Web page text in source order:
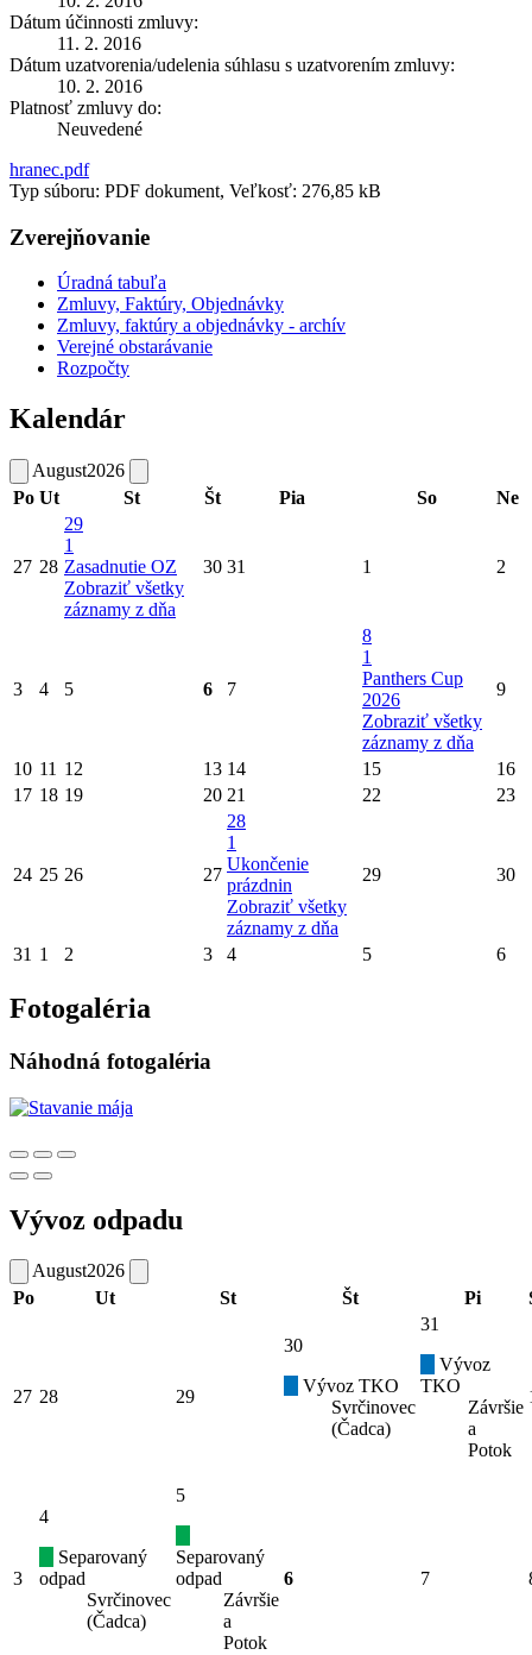
Dátum účinnosti zmluvy:
11. 2. 2016
Dátum uzatvorenia/udelenia súhlasu s uzatvorením zmluvy:
10. 2. 2016
Platnosť zmluvy do:
Neuvedené
hranec.pdf
Typ súboru: PDF dokument, Veľkosť: 276,85 kB
Zverejňovanie
Úradná tabuľa
Zmluvy, Faktúry, Objednávky
Zmluvy, faktúry a objednávky - archív
Verejné obstarávanie
Rozpočty
Kalendár
August2026
Po Ut St Št Pia So Ne
27 28
29
1
Zasadnutie OZ
Zobraziť všetky
záznamy z dňa
30 31 1 2
3 4 5 6 7
8
1
Panthers Cup
2026
Zobraziť všetky
záznamy z dňa
9
10 11 12 13 14 15
16
17 18 19 20 21 22 23
24 25 26 27
28
1
Ukončenie
prázdnin
Zobraziť všetky
záznamy z dňa
29 30
31 1 2 3 4 5 6
Fotogaléria
Náhodná fotogaléria
Vývoz odpadu
August2026
Po
Ut St Št Pi
27 28 29
30
Vývoz TKO
Svrčinovec
(Čadca)
31
Vývoz
TKO
Závršie
a
Potok
3
4
Separovaný
odpad
Svrčinovec
(Čadca)
5
Separovaný
odpad
Závršie
a
Potok
6 7